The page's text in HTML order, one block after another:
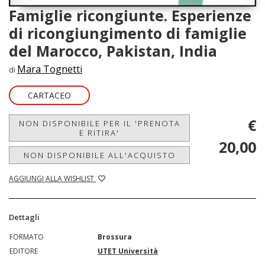
Famiglie ricongiunte. Esperienze
di ricongiungimento di famiglie
del Marocco, Pakistan, India
di Mara Tognetti
CARTACEO
NON DISPONIBILE PER IL 'PRENOTA
E RITIRA'
NON DISPONIBILE ALL'ACQUISTO
AGGIUNGI ALLA WISHLIST
€
20,00
Dettagli
FORMATO
Brossura
EDITORE
UTET Università